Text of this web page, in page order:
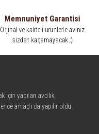
Memnuniyet Garantisi
Orjinal ve kaliteli ürünlerle avınız
sizden kaçamayacak ;)
yapılan avcılık,
amaçlı da yapılır oldu.
en iyisini meydana